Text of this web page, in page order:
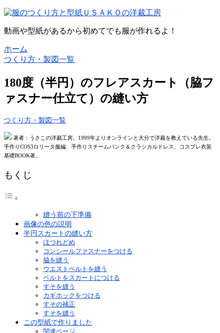
動画や型紙があるから初めてでも服が作れるよ！
ホーム
つくり方・製図一覧
180度（半円）のフレアスカート（脇フ
ァスナー仕立て）の縫い方
つくり方・製図一覧
著者：うさこの洋裁工房。1999年よりオンラインと大分で洋裁を教えている先生。
手作りCOS3ロリータ服編、手作りスチームパンク＆クラシカルドレス、コスプレ衣装
基礎BOOK著。
もくじ
縫う前の下準備
画像の色の説明
半円スカートの縫い方
ほつれどめ
コンシールファスナーをつける
脇を縫う
ウエストベルトを縫う
ベルトをスカートにつける
すそを縫う
カギホックをつける
すその補正
すそを縫う
この型紙で作りました
関連ページ